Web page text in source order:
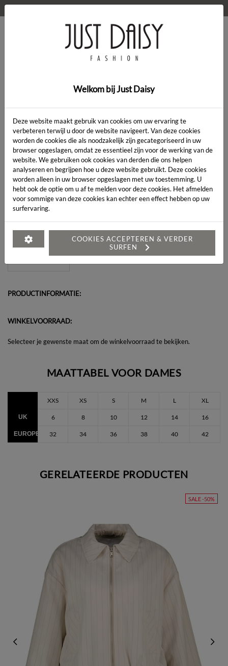
Vest
Artikelcode:
LENGTE:*
MAAT:*
Heeft u een vraag over dit artikel?
PRODUCTINFORMATIE:
WINKELVOORRAAD:
Selecteer je gewenste maat om de winkelvoorraad te bekijken.
MAATTABEL VOOR DAMES
XXS XS S M L XL
UK 6 8 10 12 14 16
EUROPEES 32 34 36 38 40 42
GERELATEERDE PRODUCTEN
SALE -50%
Welkom bij Just Daisy
Deze website maakt gebruik van cookies om uw ervaring te
verbeteren terwijl u door de website navigeert. Van deze cookies
worden de cookies die als noodzakelijk zijn gecategoriseerd in uw
browser opgeslagen, omdat ze essentieel zijn voor de werking van de
website. We gebruiken ook cookies van derden die ons helpen
analyseren en begrijpen hoe u deze website gebruikt. Deze cookies
worden alleen in uw browser opgeslagen met uw toestemming. U
hebt ook de optie om u af te melden voor deze cookies. Het afmelden
voor sommige van deze cookies kan echter een effect hebben op uw
surfervaring.
COOKIES ACCEPTEREN & VERDER
SURFEN